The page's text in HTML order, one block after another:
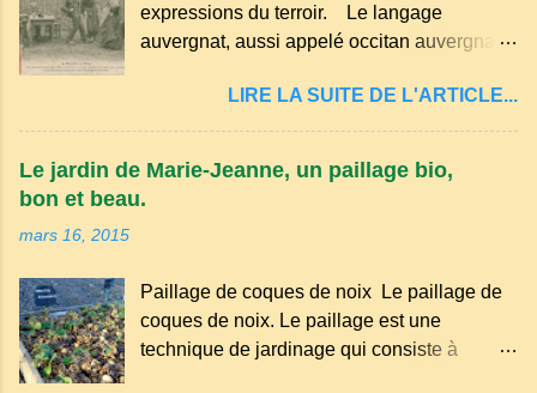
expressions du terroir. Le langage
auvergnat, aussi appelé occitan auvergnat ,
principalement en Auvergne et dans
certaines parties du Massif central . Il
et est classé parmi les dialectes du nord-
Par exemple, on trouve des mots typiques
comme "agourer" (s'accroupir) ou "aze"
(âne, utilisé aussi pour désigner quelqu'un
LIRE LA SUITE DE L'ARTICLE...
Le jardin de Marie-Jeanne, un paillage bio,
bon et beau.
mars 16, 2015
Paillage de coques de noix Le paillage de
coques de noix. Le paillage est une
technique de jardinage qui consiste à